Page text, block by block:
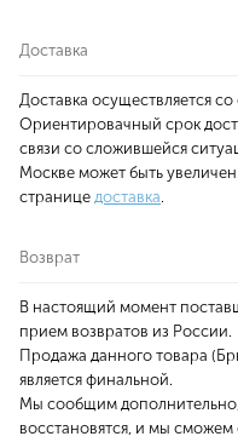
Доставка
Доставка осуществляется
Ориентировачный срок
связи со сложившейся
Москве может быть
странице доставка.
Возврат
В настоящий момент
прием возвратов из России.
Продажа данного товара
является финальной.
Мы сообщим дополнительно,
восстановятся, и мы сможем